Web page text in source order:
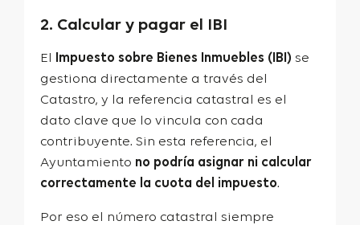
2. Calcular y pagar el IBI
El Impuesto sobre Bienes Inmuebles ( IBI ) se
gestiona directamente a través del
Catastro, y la referencia catastral es el
dato clave que lo vincula con cada
contribuyente. Sin esta referencia, el
Ayuntamiento no podría asignar ni calcular
correctamente la cuota del impuesto.
Por eso el número catastral siempre